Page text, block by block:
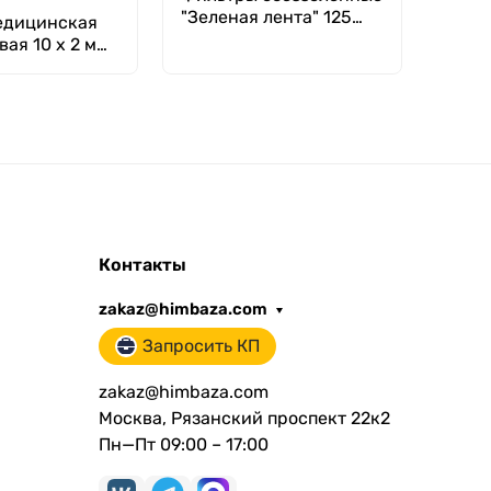
10 х 2 мм
"Зеленая лента" 125
Контакты
zakaz@himbaza.com
Запросить КП
zakaz@himbaza.com
Москва, Рязанский проспект 22к2
Пн—Пт 09:00 – 17:00